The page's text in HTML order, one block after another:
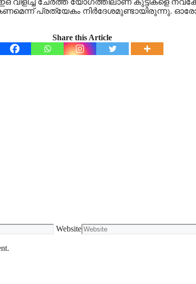
പ്രത്യേകം നിര്‍ദേശമുണ്ടായിരുന്നു. ഓരോ
Share this Article
Website